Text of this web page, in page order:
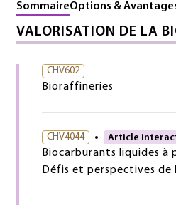
SommaireOptions &
VALORISATION DE LA
CHV602
Bioraffineries
CHV4044 Article
Biocarburants liquides à
Défis et perspectives